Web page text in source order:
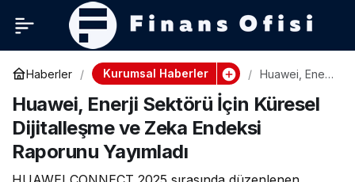
Haberler Kurumsal Haberler
Huawei, Enerji
Küresel
Dijitalleşme ve
Zeka Endeksi
Huawei, Enerji Sektörü İçin Küresel
Dijitalleşme ve Zeka Endeksi
Raporunu Yayımladı